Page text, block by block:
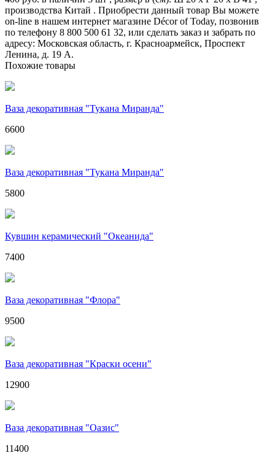
производства Китай . Приобрести данный товар Вы можете
on-line в нашем интернет магазине Décor of Today, позвонив
по телефону 8 800 500 61 32, или сделать заказ и забрать по
адресу: Московская область, г. Красноармейск, Проспект
Ленина, д. 19 А.
Похожие товары
Ваза декоративная "Тукана Миранда"
6600
Ваза декоративная "Тукана Миранда"
5800
Кувшин керамический "Океанида"
7400
Ваза декоративная "Флора"
9500
Ваза декоративная "Краски осени"
12900
Ваза декоративная "Оазис"
11400